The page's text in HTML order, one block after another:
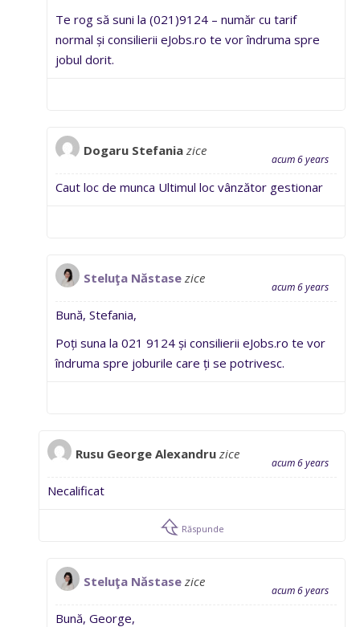
Te rog să suni la (021)9124 – număr cu tarif
normal și consilierii eJobs.ro te vor îndruma spre
jobul dorit.
Dogaru Stefania zice
acum 6 years
Caut loc de munca Ultimul loc vânzător gestionar
Steluţa Năstase zice
acum 6 years
Bună, Stefania,
Poți suna la 021 9124 și consilierii eJobs.ro te vor
îndruma spre joburile care ți se potrivesc.
Rusu George Alexandru zice
acum 6 years
Necalificat
Răspunde
Steluţa Năstase zice
acum 6 years
Bună, George,